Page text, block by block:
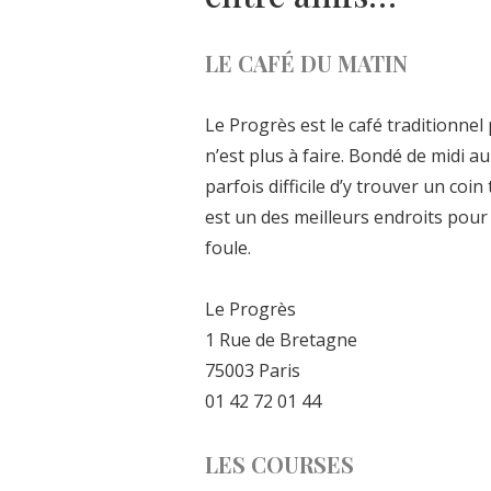
LE CAFÉ DU MATIN
Le Progrès est le café
n’est plus à faire. Bondé de midi
parfois difficile d’y trouver un
est un des meilleurs endroits
foule.
Le Progrès
1 Rue de Bretagne
75003 Paris
01 42 72 01 44
LES COURSES